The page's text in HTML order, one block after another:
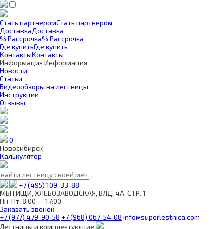
Стать партнеромСтать партнером
ДоставкаДоставка
% Рассрочка% Рассрочка
Где купитьГде купить
КонтактыКонтакты
Информация Информация
Новости
Статьи
Видеообзоры на лестницы
Инструкции
Отзывы
0
Новосибирск
Калькулятор
+7 (495) 109-33-88
МЫТИЩИ, ХЛЕБОЗАВОДСКАЯ, ВЛД. 4А, СТР. 1
Пн-Пт: 8:00 — 17:00
Заказать звонок
+7 (977) 479-90-58 +7 (968) 067-54-08 info@superlestnica.com
Лестницы и комплектующие